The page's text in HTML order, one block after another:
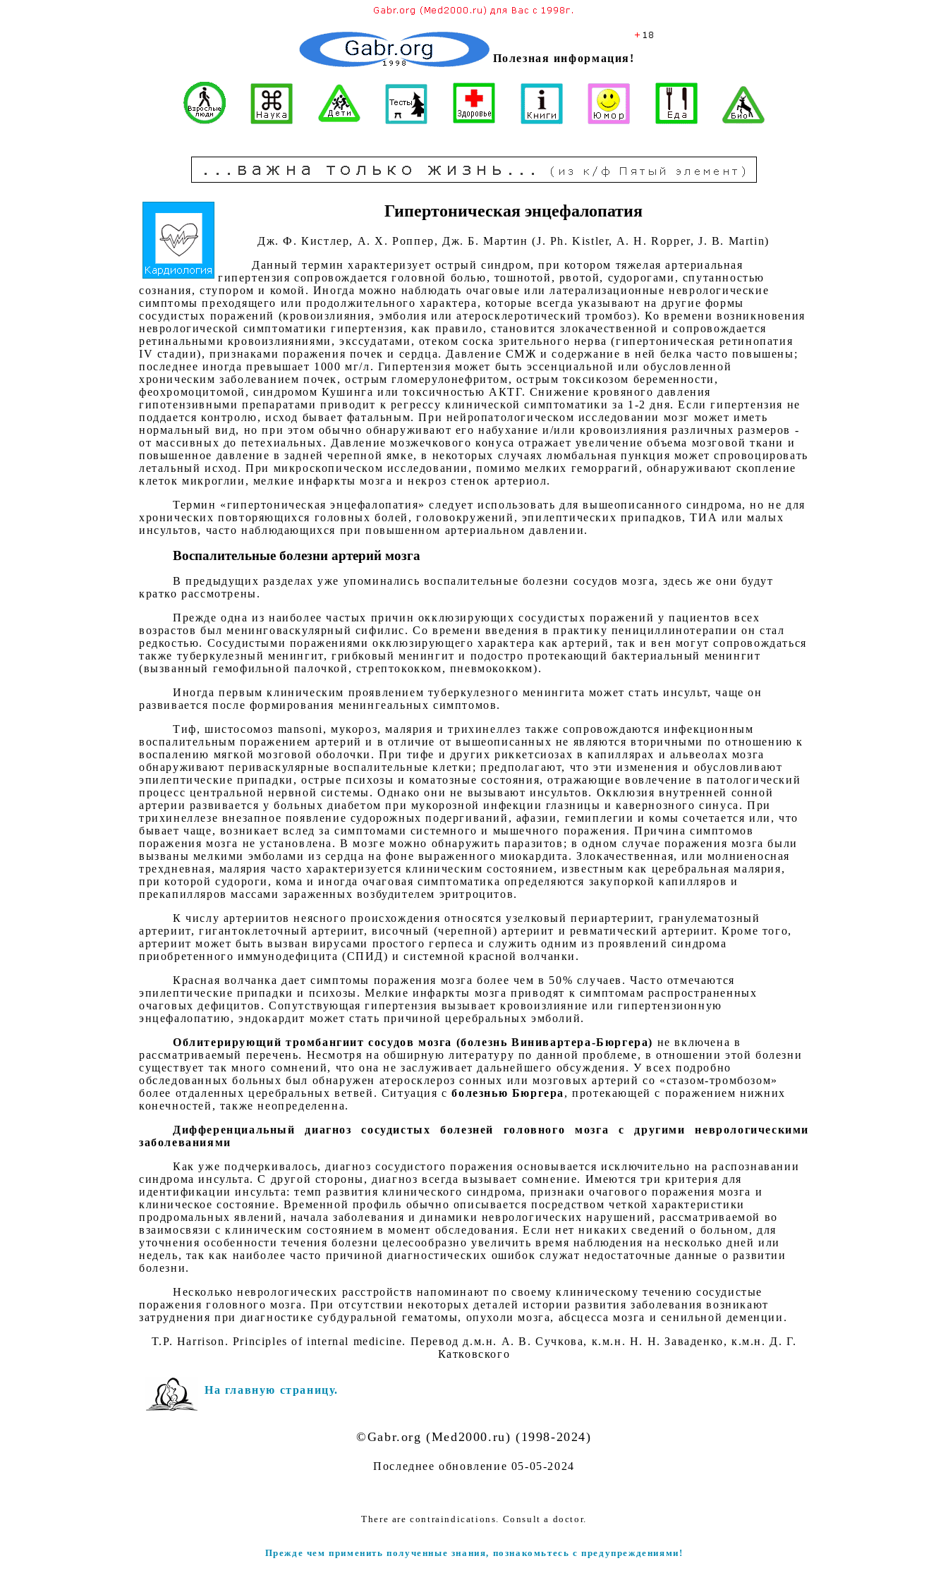
Полезная информация!
Гипертоническая энцефалопатия
Дж. Ф. Кистлер, А. X. Роппер, Дж. Б. Мартин (J. Ph. Kistler, A. H. Ropper, J. В. Martin)
Данный термин характеризует острый синдром, при котором тяжелая артериальная
гипертензия сопровождается головной болью, тошнотой, рвотой, судорогами, спутанностью
сознания, ступором и комой. Иногда можно наблюдать очаговые или латерализационные неврологические
симптомы преходящего или продолжительного характера, которые всегда указывают на другие формы
сосудистых поражений (кровоизлияния, эмболия или атеросклеротический тромбоз). Ко времени возникновения
неврологической симптоматики гипертензия, как правило, становится злокачественной и сопровождается
ретинальными кровоизлияниями, экссудатами, отеком соска зрительного нерва (гипертоническая ретинопатия
IV стадии), признаками поражения почек и сердца. Давление СМЖ и содержание в ней белка часто повышены;
последнее иногда превышает 1000 мг/л. Гипертензия может быть эссенциальной или обусловленной
хроническим заболеванием почек, острым гломерулонефритом, острым токсикозом беременности,
феохромоцитомой, синдромом Кушинга или токсичностью АКТГ. Снижение кровяного давления
гипотензивными препаратами приводит к регрессу клинической симптоматики за 1-2 дня. Если гипертензия не
поддается контролю, исход бывает фатальным. При нейропатологическом исследовании мозг может иметь
нормальный вид, но при этом обычно обнаруживают его набухание и/или кровоизлияния различных размеров -
от массивных до петехиальных. Давление мозжечкового конуса отражает увеличение объема мозговой ткани и
повышенное давление в задней черепной ямке, в некоторых случаях люмбальная пункция может спровоцировать
летальный исход. При микроскопическом исследовании, помимо мелких геморрагий, обнаруживают скопление
клеток микроглии, мелкие инфаркты мозга и некроз стенок артериол.
Термин «гипертоническая энцефалопатия» следует использовать для вышеописанного синдрома, но не для
хронических повторяющихся головных болей, головокружений, эпилептических припадков, ТИА или малых
инсультов, часто наблюдающихся при повышенном артериальном давлении.
Воспалительные болезни артерий мозга
В предыдущих разделах уже упоминались воспалительные болезни сосудов мозга, здесь же они будут
кратко рассмотрены.
Прежде одна из наиболее частых причин окклюзирующих сосудистых поражений у пациентов всех
возрастов был менинговаскулярный сифилис. Со времени введения в практику пенициллинотерапии он стал
редкостью. Сосудистыми поражениями окклюзирующего характера как артерий, так и вен могут сопровождаться
также туберкулезный менингит, грибковый менингит и подостро протекающий бактериальный менингит
(вызванный гемофильной палочкой, стрептококком, пневмококком).
Иногда первым клиническим проявлением туберкулезного менингита может стать инсульт, чаще он
развивается после формирования менингеальных симптомов.
Тиф, шистосомоз mansoni, мукороз, малярия и трихинеллез также сопровождаются инфекционным
воспалительным поражением артерий и в отличие от вышеописанных не являются вторичными по отношению к
воспалению мягкой мозговой оболочки. При тифе и других риккетсиозах в капиллярах и альвеолах мозга
обнаруживают периваскулярные воспалительные клетки; предполагают, что эти изменения и обусловливают
эпилептические припадки, острые психозы и коматозные состояния, отражающие вовлечение в патологический
процесс центральной нервной системы. Однако они не вызывают инсультов. Окклюзия внутренней сонной
артерии развивается у больных диабетом при мукорозной инфекции глазницы и кавернозного синуса. При
трихинеллезе внезапное появление судорожных подергиваний, афазии, гемиплегии и комы сочетается или, что
бывает чаще, возникает вслед за симптомами системного и мышечного поражения. Причина симптомов
поражения мозга не установлена. В мозге можно обнаружить паразитов; в одном случае поражения мозга были
вызваны мелкими эмболами из сердца на фоне выраженного миокардита. Злокачественная, или молниеносная
трехдневная, малярия часто характеризуется клиническим состоянием, известным как церебральная малярия,
при которой судороги, кома и иногда очаговая симптоматика определяются закупоркой капилляров и
прекапилляров массами зараженных возбудителем эритроцитов.
К числу артериитов неясного происхождения относятся узелковый периартериит, гранулематозный
артериит, гигантоклеточный артериит, височный (черепной) артериит и ревматический артериит. Кроме того,
артериит может быть вызван вирусами простого герпеса и служить одним из проявлений синдрома
приобретенного иммунодефицита (СПИД) и системной красной волчанки.
Красная волчанка дает симптомы поражения мозга более чем в 50% случаев. Часто отмечаются
эпилептические припадки и психозы. Мелкие инфаркты мозга приводят к симптомам распространенных
очаговых дефицитов. Сопутствующая гипертензия вызывает кровоизлияние или гипертензионную
энцефалопатию, эндокардит может стать причиной церебральных эмболий.
Облитерирующий тромбангиит сосудов мозга (болезнь Винивартера-Бюргера) не включена в
рассматриваемый перечень. Несмотря на обширную литературу по данной проблеме, в отношении этой болезни
существует так много сомнений, что она не заслуживает дальнейшего обсуждения. У всех подробно
обследованных больных был обнаружен атеросклероз сонных или мозговых артерий со «стазом-тромбозом»
более отдаленных церебральных ветвей. Ситуация сболезнью Бюргера , протекающей с поражением нижних
конечностей, также неопределенна.
Дифференциальный диагноз сосудистых болезней головного мозга с другими неврологическими
заболеваниями
Как уже подчеркивалось, диагноз сосудистого поражения основывается исключительно на распознавании
синдрома инсульта. С другой стороны, диагноз всегда вызывает сомнение. Имеются три критерия для
идентификации инсульта: темп развития клинического синдрома, признаки очагового поражения мозга и
клиническое состояние. Временной профиль обычно описывается посредством четкой характеристики
продромальных явлений, начала заболевания и динамики неврологических нарушений, рассматриваемой во
взаимосвязи с клиническим состоянием в момент обследования. Если нет никаких сведений о больном, для
уточнения особенности течения болезни целесообразно увеличить время наблюдения на несколько дней или
недель, так как наиболее часто причиной диагностических ошибок служат недостаточные данные о развитии
болезни.
Несколько неврологических расстройств напоминают по своему клиническому течению сосудистые
поражения головного мозга. При отсутствии некоторых деталей истории развития заболевания возникают
затруднения при диагностике субдуральной гематомы, опухоли мозга, абсцесса мозга и сенильной деменции.
T.P. Harrison. Principles of internal medicine. Перевод д.м.н. А. В. Сучкова, к.м.н. Н. Н. Заваденко, к.м.н. Д. Г.
Катковского
На главную страницу.
©Gabr.org (Med2000.ru) (1998-2024)
Последнее обновление 05-05-2024
There are contraindications. Consult a doctor.
Прежде чем применить полученные знания, познакомьтесь с предупреждениями!